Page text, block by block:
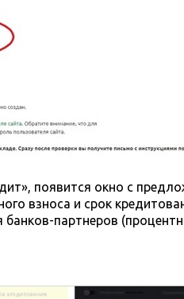
появится окно с
взноса и срок
партнеров